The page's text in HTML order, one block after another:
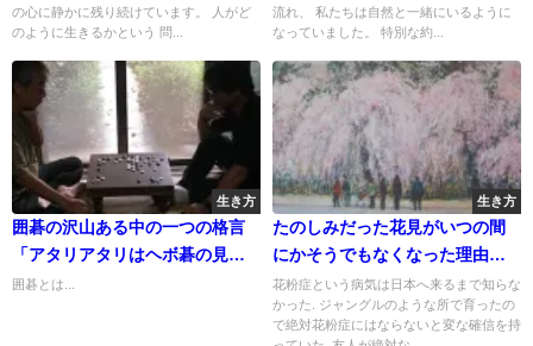
の心に静かに残り続けています。 人がど
のように生きるかという 問...
流れ、 私たちは自然と一緒にいるように
なっていました。 特別な約...
生き方
囲碁の沢山ある中の一つの格言
「アタリアタリはヘボ碁の見
本」
囲碁とは...
生き方
たのしみだった花見がいつの間
にかそうでもなくなった理由は
花粉症
花粉症という病気は日本へ来るまで知らな
かった. ジャングルのような所で育ったの
で絶対花粉症にはならないと変な確信を持